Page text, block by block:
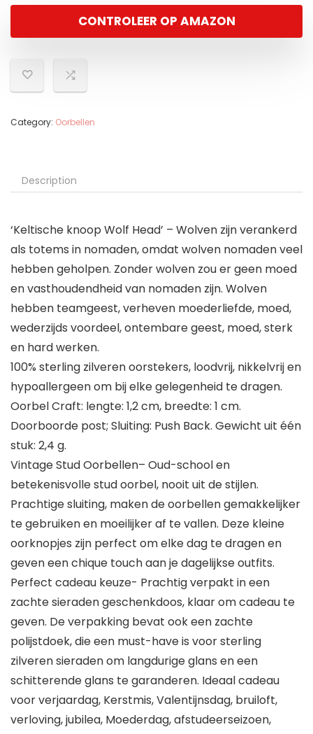
CONTROLEER OP AMAZON
Category: Oorbellen
Description
‘Keltische knoop Wolf Head’ – Wolven zijn verankerd
als totems in nomaden, omdat wolven nomaden veel
hebben geholpen. Zonder wolven zou er geen moed
en vasthoudendheid van nomaden zijn. Wolven
hebben teamgeest, verheven moederliefde, moed,
wederzijds voordeel, ontembare geest, moed, sterk
en hard werken.
100% sterling zilveren oorstekers, loodvrij, nikkelvrij en
hypoallergeen om bij elke gelegenheid te dragen.
Oorbel Craft: lengte: 1,2 cm, breedte: 1 cm.
Doorboorde post; Sluiting: Push Back. Gewicht uit één
stuk: 2,4 g.
Vintage Stud Oorbellen– Oud-school en
betekenisvolle stud oorbel, nooit uit de stijlen.
Prachtige sluiting, maken de oorbellen gemakkelijker
te gebruiken en moeilijker af te vallen. Deze kleine
oorknopjes zijn perfect om elke dag te dragen en
geven een chique touch aan je dagelijkse outfits.
Perfect cadeau keuze- Prachtig verpakt in een
zachte sieraden geschenkdoos, klaar om cadeau te
geven. De verpakking bevat ook een zachte
polijstdoek, die een must-have is voor sterling
zilveren sieraden om langdurige glans en een
schitterende glans te garanderen. Ideaal cadeau
voor verjaardag, Kerstmis, Valentijnsdag, bruiloft,
verloving, jubilea, Moederdag, afstudeerseizoen,